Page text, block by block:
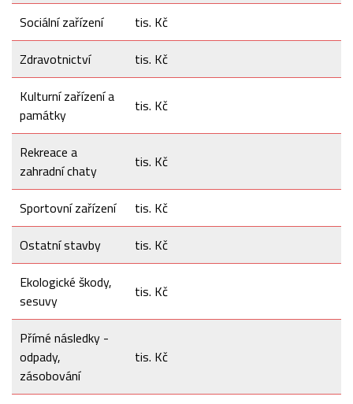
Sociální zařízení
tis. Kč
Zdravotnictví
tis. Kč
Kulturní zařízení a
památky
tis. Kč
Rekreace a
zahradní chaty
tis. Kč
Sportovní zařízení
tis. Kč
Ostatní stavby
tis. Kč
Ekologické škody,
sesuvy
tis. Kč
Přímé následky -
odpady,
zásobování
tis. Kč